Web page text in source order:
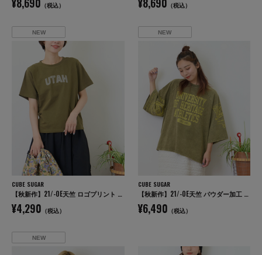
（税込） （税込）
NEW
CUBE SUGAR
【秋新作】21/-OE天竺 ロゴプリント ジャストサイズ Tシャツ
¥4,290 （税込）
NEW
CUBE SUGAR
【秋新作】21/-OE天竺 パウダー加工 ラグラン 6分袖 ロゴプリント Tシャツ
¥6,490 （税込）
NEW